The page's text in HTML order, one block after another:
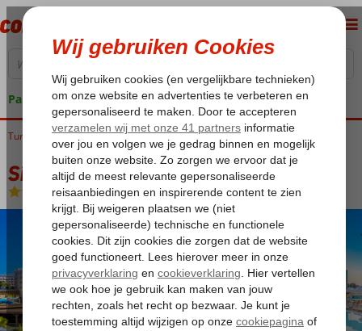
Pakketgarantie
Home
Turkije Turkse Riviera Side Kumkoy Sidemarin Kirman Premium
Sidemarin Kirman Premium
Ultra All Inclusive-Hotel